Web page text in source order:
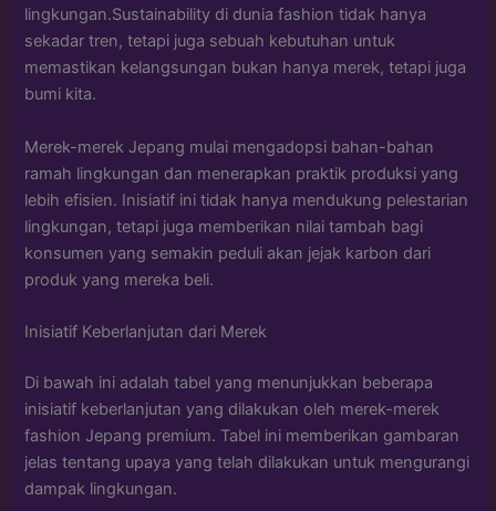
lingkungan.Sustainability di dunia fashion tidak hanya
sekadar tren, tetapi juga sebuah kebutuhan untuk
memastikan kelangsungan bukan hanya merek, tetapi juga
bumi kita.
Merek-merek Jepang mulai mengadopsi bahan-bahan
ramah lingkungan dan menerapkan praktik produksi yang
lebih efisien. Inisiatif ini tidak hanya mendukung pelestarian
lingkungan, tetapi juga memberikan nilai tambah bagi
konsumen yang semakin peduli akan jejak karbon dari
produk yang mereka beli.
Inisiatif Keberlanjutan dari Merek
Di bawah ini adalah tabel yang menunjukkan beberapa
inisiatif keberlanjutan yang dilakukan oleh merek-merek
fashion Jepang premium. Tabel ini memberikan gambaran
jelas tentang upaya yang telah dilakukan untuk mengurangi
dampak lingkungan.